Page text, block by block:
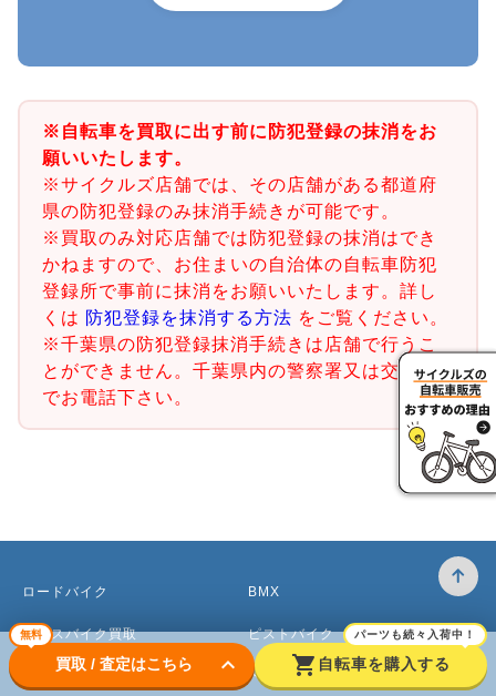
※自転車を買取に出す前に防犯登録の抹消をお
願いいたします。
※サイクルズ店舗では、その店舗がある都道府
県の防犯登録のみ抹消手続きが可能です。
※買取のみ対応店舗では防犯登録の抹消はでき
かねますので、お住まいの自治体の自転車防犯
登録所で事前に抹消をお願いいたします。詳し
くは 防犯登録を抹消する方法 をご覧ください。
※千葉県の防犯登録抹消手続きは店舗で行うこ
とができません。千葉県内の警察署又は交番ま
でお電話下さい。
無料
買取 / 査定はこちら keyboard_arrow_down shopping_cart
パーツも続々入荷中！
自転車を購入する
ロードバイク
クロスバイク買取
マウンテンバイク買取
BMX
ピストバイク
ベビーカー